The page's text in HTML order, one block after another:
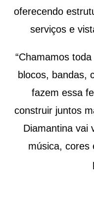
oferecendo
serviços e
“Chamamos
blocos, bandas,
fazem essa
construir juntos
Diamantina vai
música, cores